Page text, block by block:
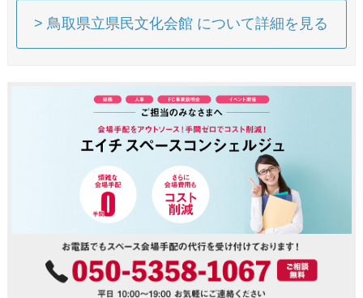
> 鳥取県立県民文化会館 について詳細を見る